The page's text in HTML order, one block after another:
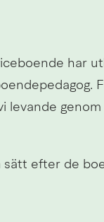
har
levande
efter de